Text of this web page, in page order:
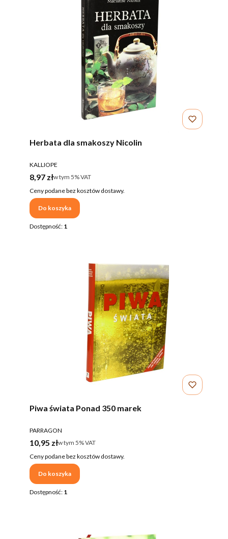
Herbata dla smakoszy Nicolin
PRODUCENT
KALLIOPE
Cena brutto
8,97 złw tym %s VAT
w tym 5%VAT
Ceny podane bez kosztów dostawy.
Do koszyka
Dostępność: 1
Piwa świata Ponad 350 marek
PRODUCENT
PARRAGON
Cena brutto
10,95 złw tym %s VAT
w tym 5%VAT
Ceny podane bez kosztów dostawy.
Do koszyka
Dostępność: 1